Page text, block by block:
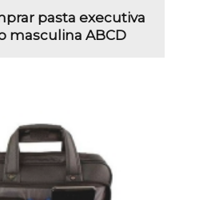
pasta executiva
masculina ABCD